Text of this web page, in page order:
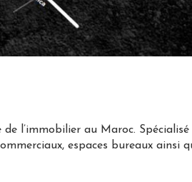
l’immobilier au Maroc.
espaces bureaux ainsi